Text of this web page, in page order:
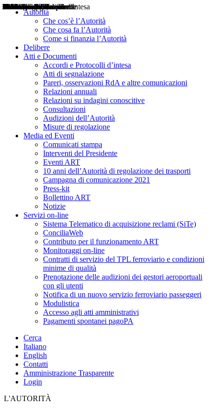
Autorità
Che cos’è l’Autorità
Che cosa fa l’Autorità
Come si finanzia l’Autorità
Delibere
Atti e Documenti
Accordi e Protocolli d’intesa
Atti di segnalazione
Pareri, osservazioni RdA e altre comunicazioni
Relazioni annuali
Relazioni su indagini conoscitive
Consultazioni
Audizioni dell’Autorità
Misure di regolazione
Media ed Eventi
Comunicati stampa
Interventi del Presidente
Eventi ART
10 anni dell’Autorità di regolazione dei trasporti
Campagna di comunicazione 2021
Press-kit
Bollettino ART
Notizie
Servizi on-line
Sistema Telematico di acquisizione reclami (SiTe)
ConciliaWeb
Contributo per il funzionamento ART
Monitoraggi on-line
Contratti di servizio del TPL ferroviario e condizioni
minime di qualità
Prenotazione delle audizioni dei gestori aeroportuali
con gli utenti
Notifica di un nuovo servizio ferroviario passeggeri
Modulistica
Accesso agli atti amministrativi
Pagamenti spontanei pagoPA
Cerca
Italiano
English
Contatti
Amministrazione Trasparente
Login
L'AUTORITÀ
Delibere
Pareri
Consultazioni
Audizioni
Atti di Segnalazione
Accordi e Protocolli d'Intesa
Relazioni annuali
Misure di regolazione
Notizie
Comunicati Stampa
Bollettini ART
Convegni ART
Interviste del Presidente
Articoli in primo piano
Interventi del Presidente
2004
2005
2010
2013
2014
2015
2016
2017
2018
2019
202
2020
2021
2022
2023
2024
2025
2026
Aereo
Marittimo
Terrestre